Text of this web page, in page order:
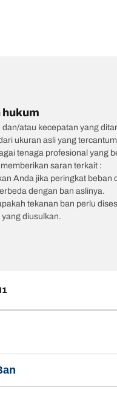
hukum
dan/atau kecepatan yang
ukuran asli yang tercantum
tenaga profesional yang
saran terkait :
Anda jika peringkat beban
dengan ban aslinya.
tekanan ban perlu
diusulkan.